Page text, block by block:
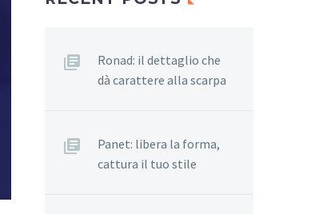
Ronad: il dettaglio che
dà carattere alla scarpa
Panet: libera la forma,
cattura il tuo stile